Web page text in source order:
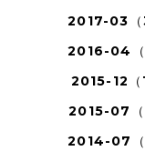
2017-03（
2016-04（
2015-12（1
2015-07（
2014-07（